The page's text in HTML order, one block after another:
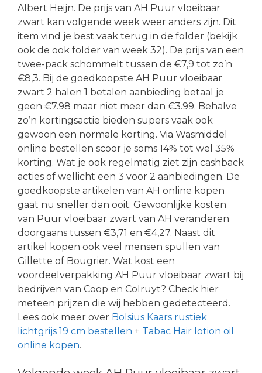
Albert Heijn. De prijs van AH Puur vloeibaar
zwart kan volgende week weer anders zijn. Dit
item vind je best vaak terug in de folder (bekijk
ook de ook folder van week 32). De prijs van een
twee-pack schommelt tussen de €7,9 tot zo’n
€8,3. Bij de goedkoopste AH Puur vloeibaar
zwart 2 halen 1 betalen aanbieding betaal je
geen €7.98 maar niet meer dan €3.99. Behalve
zo’n kortingsactie bieden supers vaak ook
gewoon een normale korting. Via Wasmiddel
online bestellen scoor je soms 14% tot wel 35%
korting. Wat je ook regelmatig ziet zijn cashback
acties of wellicht een 3 voor 2 aanbiedingen. De
goedkoopste artikelen van AH online kopen
gaat nu sneller dan ooit. Gewoonlijke kosten
van Puur vloeibaar zwart van AH veranderen
doorgaans tussen €3,71 en €4,27. Naast dit
artikel kopen ook veel mensen spullen van
Gillette of Bougrier. Wat kost een
voordeelverpakking AH Puur vloeibaar zwart bij
bedrijven van Coop en Colruyt? Check hier
meteen prijzen die wij hebben gedetecteerd.
Lees ook meer over Bolsius Kaars rustiek
lichtgrijs 19 cm bestellen + Tabac Hair lotion oil
online kopen.